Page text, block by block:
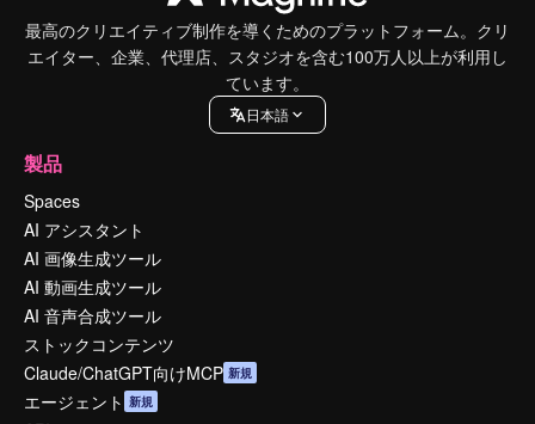
最高のクリエイティブ制作を導くためのプラットフォーム。クリ
エイター、企業、代理店、スタジオを含む100万人以上が利用し
ています。
日本語
製品
Spaces
AI アシスタント
AI 画像生成ツール
AI 動画生成ツール
AI 音声合成ツール
ストックコンテンツ
Claude/ChatGPT向けMCP 新規
エージェント 新規